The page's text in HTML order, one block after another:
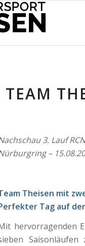
TEAM
3. Lauf
– 15.08.20
Theisen mit
Tag auf
hervorragenden